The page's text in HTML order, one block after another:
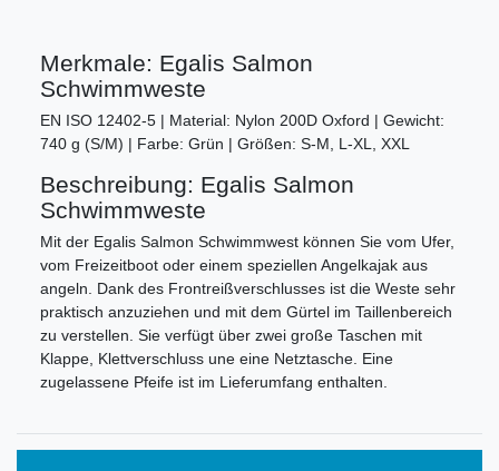
Merkmale: Egalis Salmon
Schwimmweste
EN ISO 12402-5 | Material: Nylon 200D Oxford | Gewicht:
740 g (S/M) | Farbe: Grün | Größen: S-M, L-XL, XXL
Beschreibung: Egalis Salmon
Schwimmweste
Mit der Egalis Salmon Schwimmwest können Sie vom Ufer,
vom Freizeitboot oder einem speziellen Angelkajak aus
angeln. Dank des Frontreißverschlusses ist die Weste sehr
praktisch anzuziehen und mit dem Gürtel im Taillenbereich
zu verstellen. Sie verfügt über zwei große Taschen mit
Klappe, Klettverschluss une eine Netztasche. Eine
zugelassene Pfeife ist im Lieferumfang enthalten.